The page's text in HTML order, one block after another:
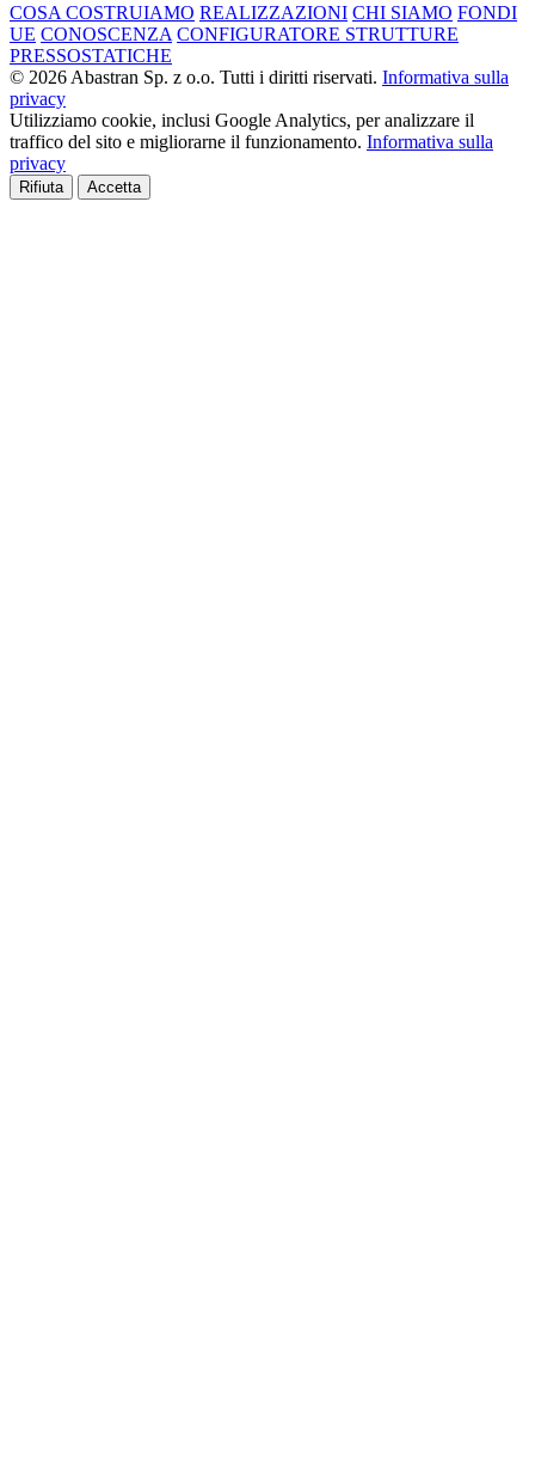
COSA COSTRUIAMO REALIZZAZIONI CHI SIAMO FONDI
UE CONOSCENZA CONFIGURATORE STRUTTURE
PRESSOSTATICHE
© 2026 Abastran Sp. z o.o. Tutti i diritti riservati. Informativa sulla
privacy
Utilizziamo cookie, inclusi Google Analytics, per analizzare il
traffico del sito e migliorarne il funzionamento. Informativa sulla
privacy
Rifiuta Accetta